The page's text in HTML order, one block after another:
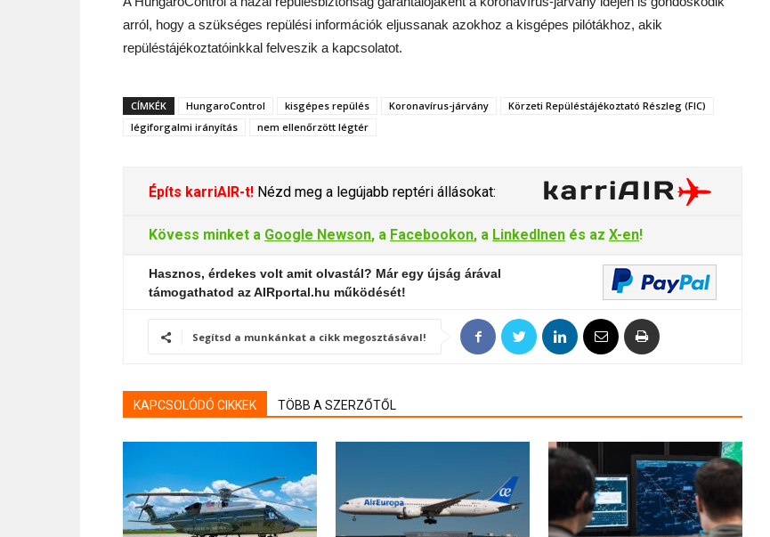
arról, hogy a szükséges repülési információk eljussanak azokhoz a kisgépes pilótákhoz, akik
repüléstájékoztatóinkkal felveszik a kapcsolatot.
CÍMKÉK HungaroControl kisgépes repülés Koronavírus-járvány
Körzeti Repüléstájékoztató Részleg (FIC)
légiforgalmi irányítás
nem ellenőrzött légtér
Építs karriAIR-t! Nézd meg a legújabb reptéri állásokat:
Kövess minket a Google Newson, a Facebookon, a LinkedInen és az X-en!
Hasznos, érdekes volt amit olvastál? Már egy újság árával
támogathatod az AIRportal.hu működését!
Segítsd a munkánkat a cikk megosztásával!
KAPCSOLÓDÓ CIKKEK TÖBB A SZERZŐTŐL